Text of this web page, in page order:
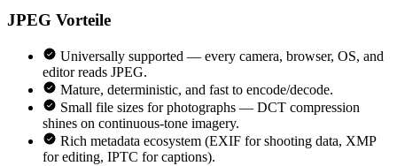
JPEG Vorteile
Universally supported — every camera, browser, OS, and
editor reads JPEG.
Mature, deterministic, and fast to encode/decode.
Small file sizes for photographs — DCT compression
shines on continuous-tone imagery.
Rich metadata ecosystem (EXIF for shooting data, XMP
for editing, IPTC for captions).